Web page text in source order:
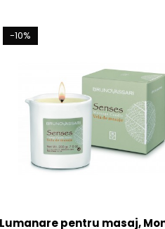
-10%
Lumanare pentru masaj,